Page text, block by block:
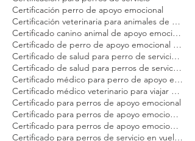
Certificación de perros de servicio para viajar en avión Modest Dog
Certificación internacional para perros de servicio Modest Dog
Certificación legal para perro de servicio
Certificación oficial de perro de servicio
Certificación para perro de apoyo emocional Modest Dog
Certificación para perros de servicio
Certificación perro de apoyo emocional
Certificación veterinaria para animales de servicio Modest Dog
Certificado canino animal de apoyo emocional
Certificado de perro de apoyo emocional para avión
Certificado de salud para perro de servicio Modest Dog